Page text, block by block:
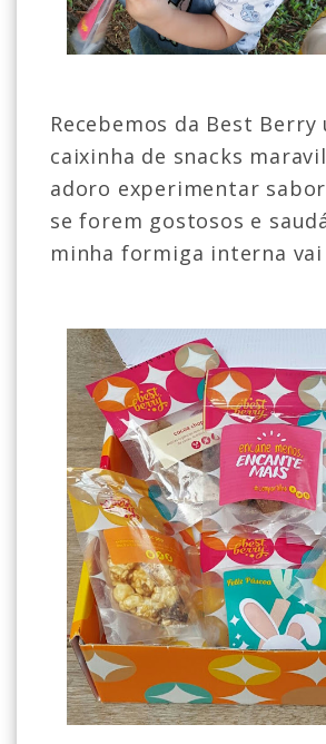
Recebemos da Best Berry
caixinha de snacks
adoro experimentar
se forem gostosos e
minha formiga interna vai